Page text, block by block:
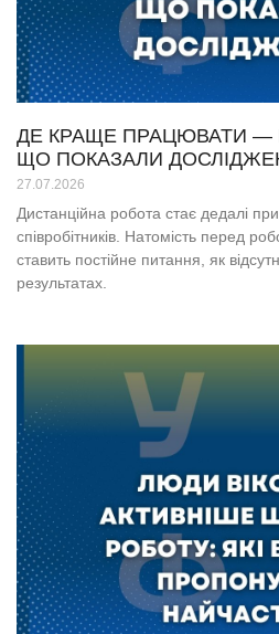
ДЕ КРАЩЕ ПРАЦЮВАТИ —
ЩО ПОКАЗАЛИ
27.07.2026
Дистанційна робота стає дедалі
співробітників. Натомість перед
ставить постійне питання, як
результатах.